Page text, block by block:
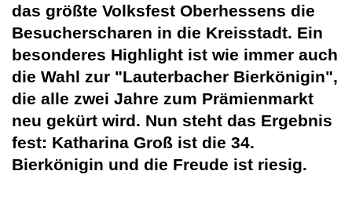
das größte Volksfest Oberhessens die
Besucherscharen in die Kreisstadt. Ein
besonderes Highlight ist wie immer auch
die Wahl zur "Lauterbacher Bierkönigin",
die alle zwei Jahre zum Prämienmarkt
neu gekürt wird. Nun steht das Ergebnis
fest: Katharina Groß ist die 34.
Bierkönigin und die Freude ist riesig.